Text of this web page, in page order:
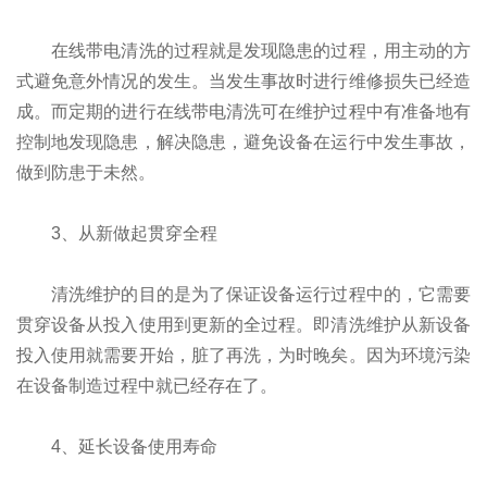
在线带电清洗的过程就是发现隐患的过程，用主动的方
式避免意外情况的发生。当发生事故时进行维修损失已经造
成。而定期的进行在线带电清洗可在维护过程中有准备地有
控制地发现隐患，解决隐患，避免设备在运行中发生事故，
做到防患于未然。
3、从新做起贯穿全程
清洗维护的目的是为了保证设备运行过程中的，它需要
贯穿设备从投入使用到更新的全过程。即清洗维护从新设备
投入使用就需要开始，脏了再洗，为时晚矣。因为环境污染
在设备制造过程中就已经存在了。
4、延长设备使用寿命